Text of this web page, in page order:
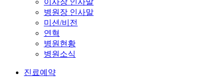
병원장 인사말
미션/비전
연혁
병원현황
병원소식
진료예약